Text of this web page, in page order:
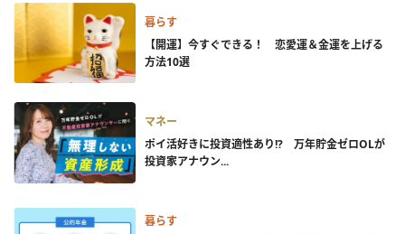
暮らす
【開運】今すぐできる！ 恋愛運＆金運を上げる
方法10選
マネー
ポイ活好きに投資適性あり!? 万年貯金ゼロOLが
投資家アナウン...
暮らす